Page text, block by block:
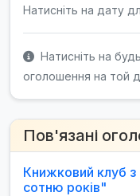
Натисніть на дату
Натисніть на
оголошення на той
Пов'язані
Книжковий клуб
сотню років"